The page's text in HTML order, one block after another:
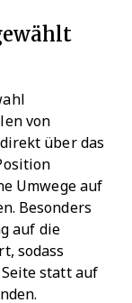
von
über das
Umwege auf
Besonders
auf die
sodass
statt auf